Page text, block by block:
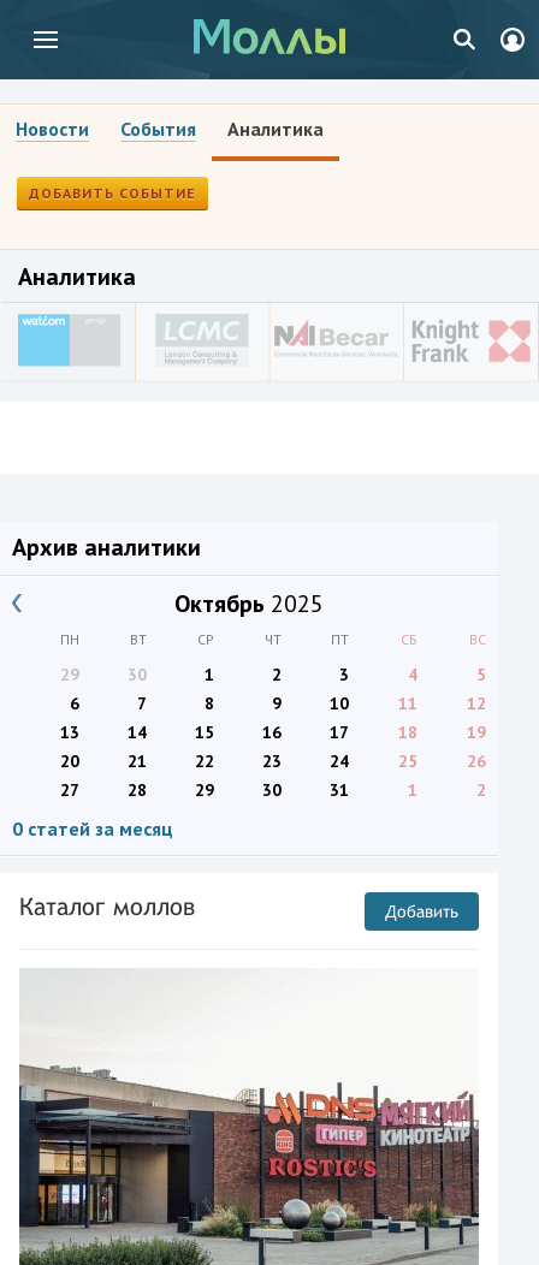
Новости События Аналитика
ДОБАВИТЬ СОБЫТИЕ
Аналитика
Архив аналитики
Октябрь 2025
ПН ВТ СР ЧТ ПТ СБ ВС
29 30 1 2 3 4
5
6
7 8 9 10 11
12
13
14 15 16 17 18
19
20
21 22 23 24 25
26
27
28 29 30 31 1 2
0 статей за месяц
Каталог моллов Добавить